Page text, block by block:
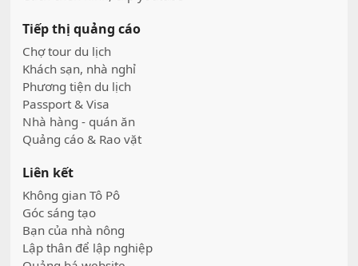
Tiếp thị quảng cáo
Chợ tour du lịch
Khách sạn, nhà nghỉ
Phương tiện du lịch
Passport & Visa
Nhà hàng - quán ăn
Quảng cáo & Rao vặt
Liên kết
Không gian Tô Pô
Góc sáng tạo
Bạn của nhà nông
Lập thân để lập nghiệp